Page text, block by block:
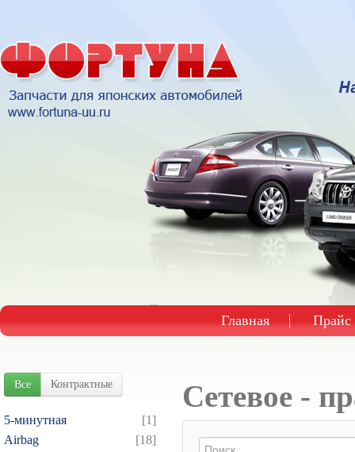
Главная Прайс
Все Контрактные
5-минутная
[1]
Airbag
[18]
Сетевое -